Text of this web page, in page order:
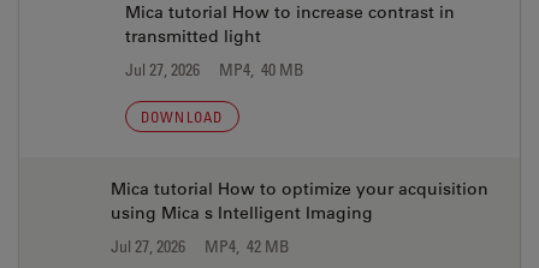
Mica tutorial How to increase contrast in
transmitted light
Jul 27, 2026 MP4, 40 MB
DOWNLOAD
Mica tutorial How to optimize your acquisition
using Mica s Intelligent Imaging
Jul 27, 2026 MP4, 42 MB